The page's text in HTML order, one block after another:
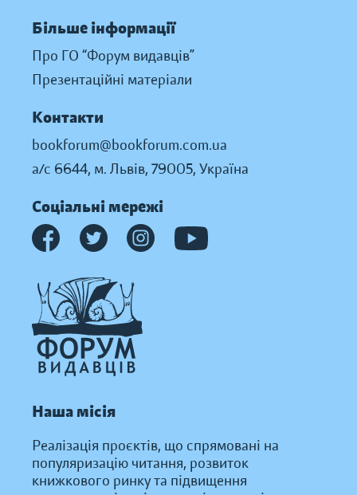
Більше інформації
Про ГО “Форум видавців”
Презентаційні матеріали
Контакти
bookforum@bookforum.com.ua
а/с 6644, м. Львів, 79005, Україна
Соціальні мережі
Наша місія
Реалізація проєктів, що спрямовані на
популяризацію читання, розвиток
книжкового ринку та підвищення